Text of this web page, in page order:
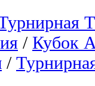
/ Кубок
/